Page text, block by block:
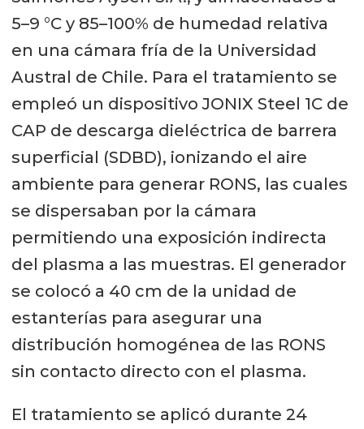
5–9 °C y 85–100% de humedad relativa
en una cámara fría de la Universidad
Austral de Chile. Para el tratamiento se
empleó un dispositivo JONIX Steel 1C de
CAP de descarga dieléctrica de barrera
superficial (SDBD), ionizando el aire
ambiente para generar RONS, las cuales
se dispersaban por la cámara
permitiendo una exposición indirecta
del plasma a las muestras. El generador
se colocó a 40 cm de la unidad de
estanterías para asegurar una
distribución homogénea de las RONS
sin contacto directo con el plasma.
El tratamiento se aplicó durante 24